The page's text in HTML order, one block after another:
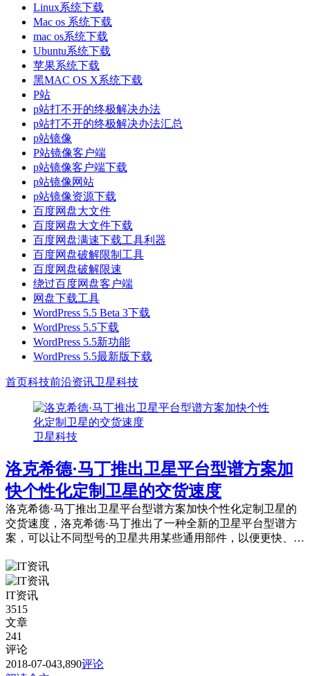
Linux系统下载
Mac os 系统下载
mac os系统下载
Ubuntu系统下载
苹果系统下载
黑MAC OS X系统下载
P站
p站打不开的终极解决办法
p站打不开的终极解决办法汇总
p站镜像
P站镜像客户端
p站镜像客户端下载
p站镜像网站
p站镜像资源下载
百度网盘大文件
百度网盘大文件下载
百度网盘满速下载工具利器
百度网盘破解限制工具
百度网盘破解限速
绕过百度网盘客户端
网盘下载工具
WordPress 5.5 Beta 3下载
WordPress 5.5下载
WordPress 5.5新功能
WordPress 5.5最新版下载
首页科技前沿资讯卫星科技
卫星科技
洛克希德·马丁推出卫星平台型谱方案加
快个性化定制卫星的交货速度
洛克希德·马丁推出卫星平台型谱方案加快个性化定制卫星的
交货速度，洛克希德·马丁推出了一种全新的卫星平台型谱方
案，可以让不同型号的卫星共用某些通用部件，以便更快、更
IT资讯
3515
文章
241
评论
2018-07-043,890评论